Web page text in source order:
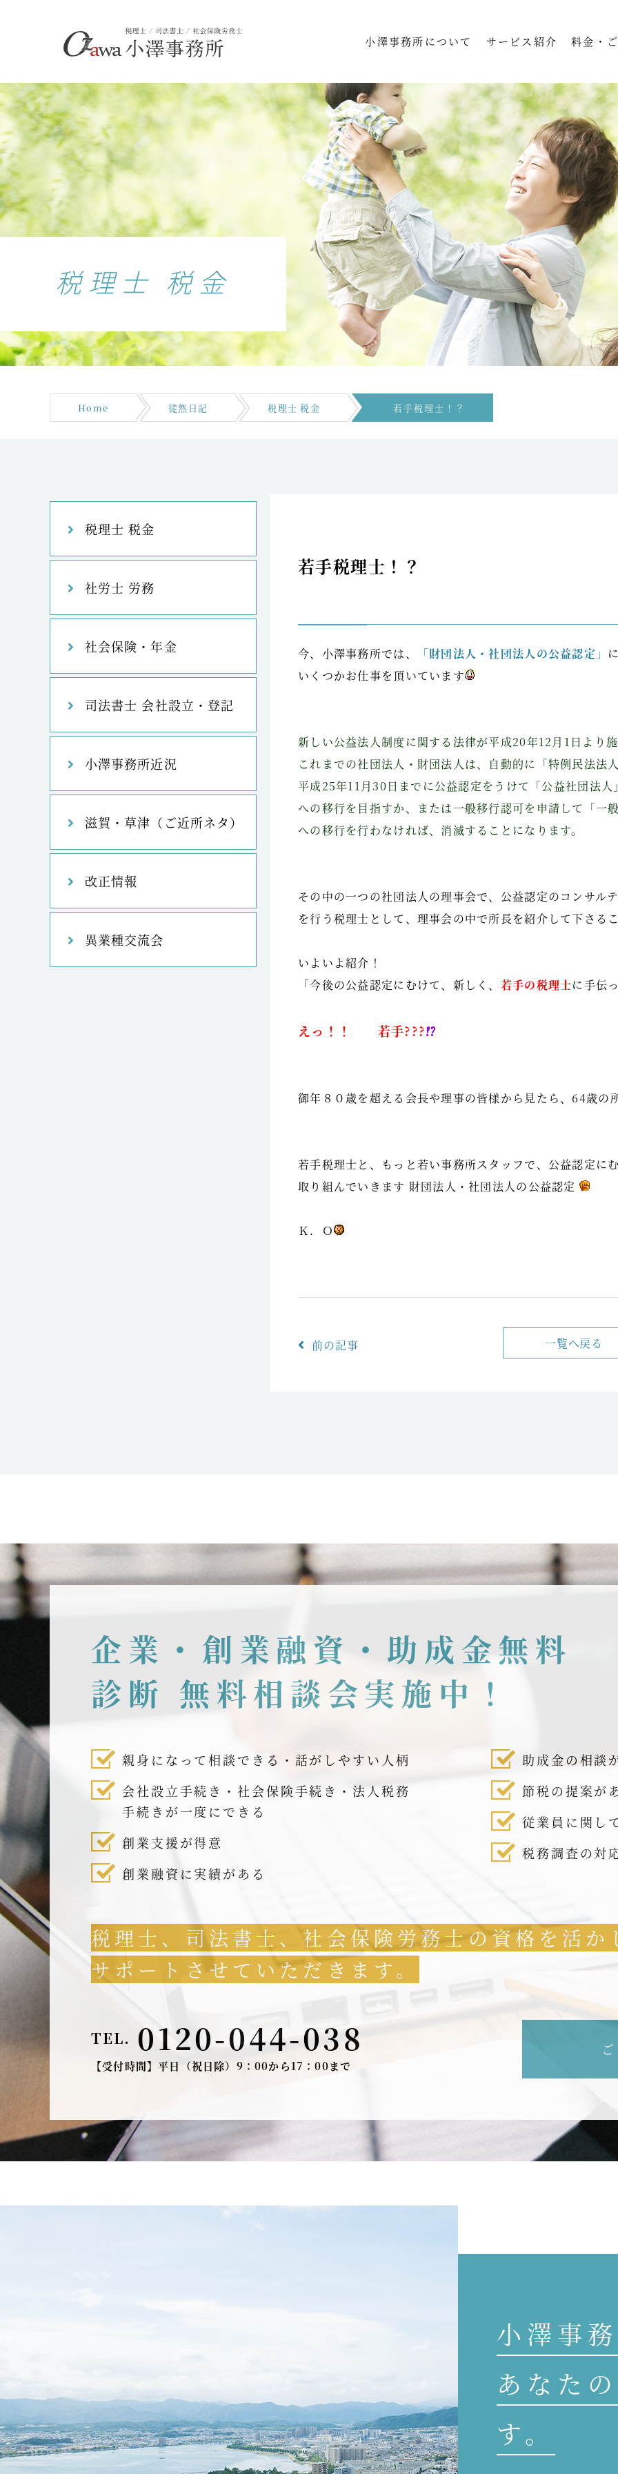
小澤事務所について サービス紹介 料金・
税理士 税金
Home 徒然日記 税理士 税金 若手税理士！？
税理士 税金
社労士 労務
社会保険・年金
司法書士 会社設立・登記
小澤事務所近況
滋賀・草津（ご近所ネタ）
改正情報
異業種交流会
若手税理士！？
今、小澤事務所では、 「財団法人・社団法人の公益認定」
いくつかお仕事を頂いています
新しい公益法人制度に関する法律が平成20年12月1日より
これまでの社団法人・財団法人は、自動的に「特例民法法
平成25年11月30日までに公益認定をうけて「公益社団法
への移行を目指すか、または一般移行認可を申請して「一
への移行を行わなければ、消滅することになります。
その中の一つの社団法人の理事会で、公益認定のコンサル
を行う税理士として、理事会の中で所長を紹介して下さる
いよいよ紹介！
「今後の公益認定にむけて、新しく、 若手の税理士に手伝
えっ！！ 若手???
御年８０歳を超える会長や理事の皆様から見たら、64歳の
若手税理士と、もっと若い事務所スタッフで、公益認定に
取り組んでいきます 財団法人・社団法人の公益認定
Ｋ．Ｏ
前の記事 一覧へ戻る
企業・創業融資・助成金無料
診断 無料相談会実施中！
親身になって相談できる・話がしやすい人柄
会社設立手続き・社会保険手続き・法人税務
手続きが一度にできる
創業支援が得意
創業融資に実績がある
助成金の相談
節税の提案が
従業員に関し
税務調査の対
税理士、司法書士、社会保険労務士の資格を活か
サポートさせていただきます。
TEL. 0120-044-038
【受付時間】平日（祝日除）9：00から17：00まで
小澤事
あなた
す。